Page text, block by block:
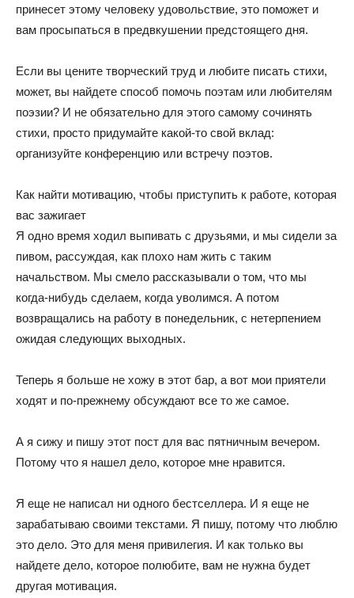
принесет этому человеку удовольствие, это поможет и
вам просыпаться в предвкушении предстоящего дня.
Если вы цените творческий труд и любите писать стихи,
может, вы найдете способ помочь поэтам или любителям
поэзии? И не обязательно для этого самому сочинять
стихи, просто придумайте какой-то свой вклад:
организуйте конференцию или встречу поэтов.
Как найти мотивацию, чтобы приступить к работе, которая
вас зажигает
Я одно время ходил выпивать с друзьями, и мы сидели за
пивом, рассуждая, как плохо нам жить с таким
начальством. Мы смело рассказывали о том, что мы
когда-нибудь сделаем, когда уволимся. А потом
возвращались на работу в понедельник, с нетерпением
ожидая следующих выходных.
Теперь я больше не хожу в этот бар, а вот мои приятели
ходят и по-прежнему обсуждают все то же самое.
А я сижу и пишу этот пост для вас пятничным вечером.
Потому что я нашел дело, которое мне нравится.
Я еще не написал ни одного бестселлера. И я еще не
зарабатываю своими текстами. Я пишу, потому что люблю
это дело. Это для меня привилегия. И как только вы
найдете дело, которое полюбите, вам не нужна будет
другая мотивация.